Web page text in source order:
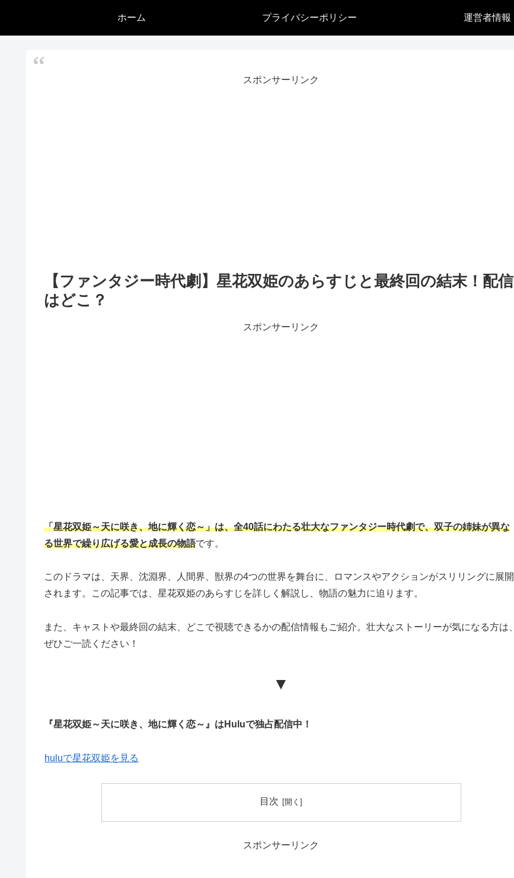
ホーム プライバシーポリシー 運営者情報
スポンサーリンク
【ファンタジー時代劇】星花双姫のあらすじと最終回の結末！配信
はどこ？
スポンサーリンク
「星花双姫～天に咲き、地に輝く恋～」は、全40話にわたる壮大なファンタジー時代劇で、双子の姉妹が異な
る世界で繰り広げる愛と成長の物語です。
このドラマは、天界、沈淵界、人間界、獣界の4つの世界を舞台に、ロマンスやアクションがスリリングに展開
されます。この記事では、星花双姫のあらすじを詳しく解説し、物語の魅力に迫ります。
また、キャストや最終回の結末、どこで視聴できるかの配信情報もご紹介。壮大なストーリーが気になる方は、
ぜひご一読ください！
▼
『星花双姫～天に咲き、地に輝く恋～』はHuluで独占配信中！
huluで星花双姫を見る
目次
スポンサーリンク